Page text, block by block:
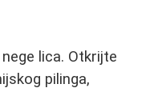
lica. Otkrijte
pilinga,